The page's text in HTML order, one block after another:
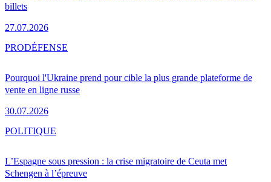
billets
27.07.2026
Pourquoi l'Ukraine prend pour cible la plus grande plateforme de
vente en ligne russe
30.07.2026
PRODÉFENSE
L’Espagne sous pression : la crise migratoire de Ceuta met
Schengen à l’épreuve
POLITIQUE